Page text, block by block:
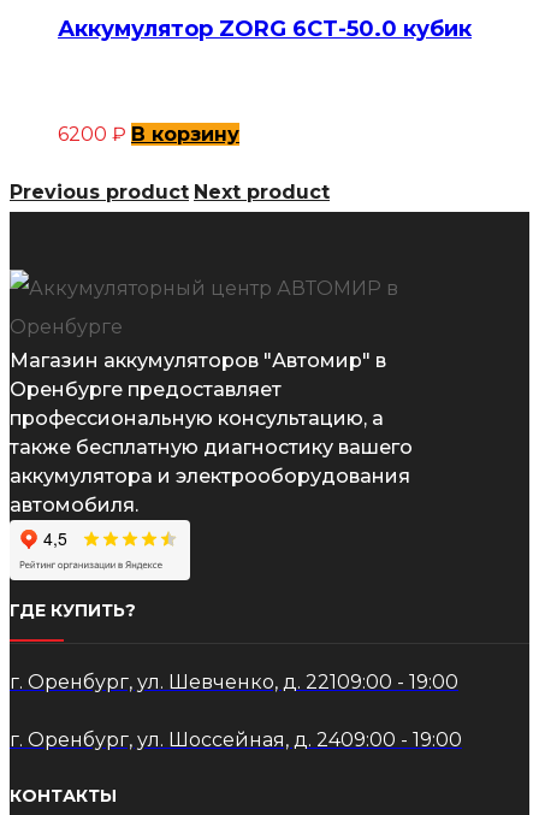
Аккумулятор ZORG 6СТ-50.0 кубик
6200 ₽ В корзину
Previous product Next product
Магазин аккумуляторов "Автомир" в
Оренбурге предоставляет
профессиональную консультацию, а
также бесплатную диагностику вашего
аккумулятора и электрооборудования
автомобиля.
ГДЕ КУПИТЬ?
г. Оренбург, ул. Шевченко, д. 22109:00 - 19:00
г. Оренбург, ул. Шоссейная, д. 2409:00 - 19:00
КОНТАКТЫ